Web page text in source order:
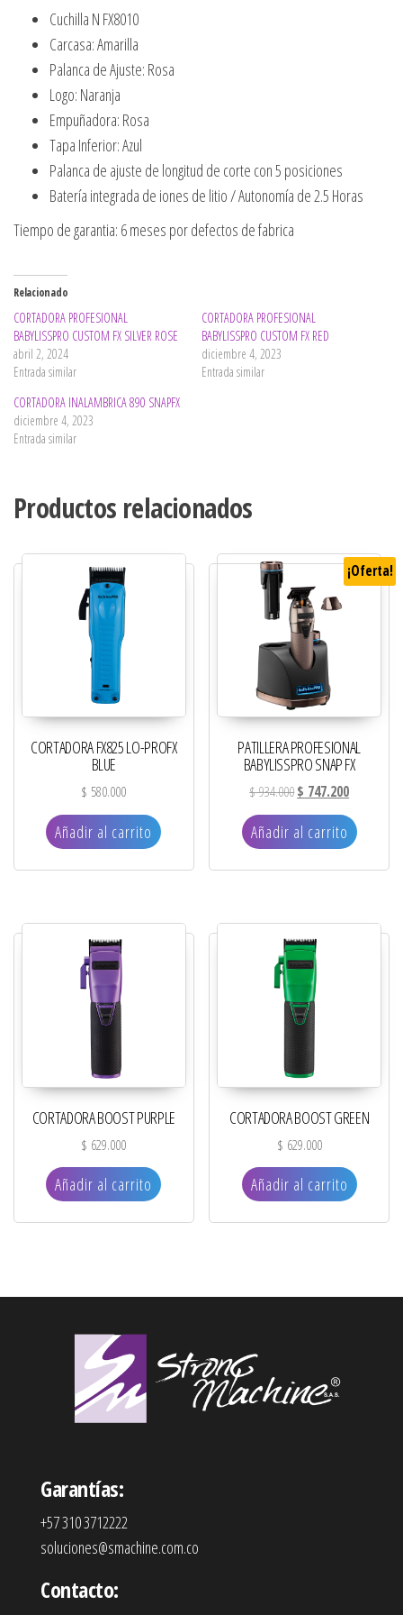
Cuchilla N FX8010
Carcasa: Amarilla
Palanca de Ajuste: Rosa
Logo: Naranja
Empuñadora: Rosa
Tapa Inferior: Azul
Palanca de ajuste de longitud de corte con 5 posiciones
Batería integrada de iones de litio / Autonomía de 2.5 Horas
Tiempo de garantia: 6 meses por defectos de fabrica
Relacionado
CORTADORA PROFESIONAL
BABYLISSPRO CUSTOM FX SILVER ROSE
abril 2, 2024
Entrada similar
CORTADORA PROFESIONAL
BABYLISSPRO CUSTOM FX RED
diciembre 4, 2023
Entrada similar
CORTADORA INALAMBRICA 890 SNAPFX
diciembre 4, 2023
Entrada similar
Productos relacionados
CORTADORA FX825 LO-PROFX
BLUE
$ 580.000
Añadir al carrito
¡Oferta!
PATILLERA PROFESIONAL
BABYLISSPRO SNAP FX
$934.000El precio original era:
$ 747.200El precio
Añadir al carrito
CORTADORA BOOST PURPLE
$ 629.000
Añadir al carrito
CORTADORA BOOST GREEN
$ 629.000
Añadir al carrito
Garantías:
+57 310 3712222
soluciones@smachine.com.co
Contacto: